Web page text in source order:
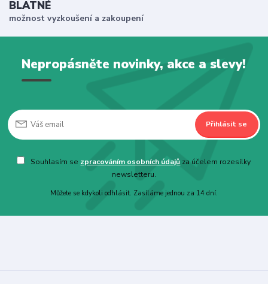
BLATNÉ
možnost vyzkoušení a zakoupení
Nepropásněte novinky, akce a slevy!
Přihlásit se
Souhlasím se zpracováním osobních údajů za účelem rozesílky
newsletteru.
Můžete se kdykoli odhlásit. Zasíláme jednou za 14 dní.